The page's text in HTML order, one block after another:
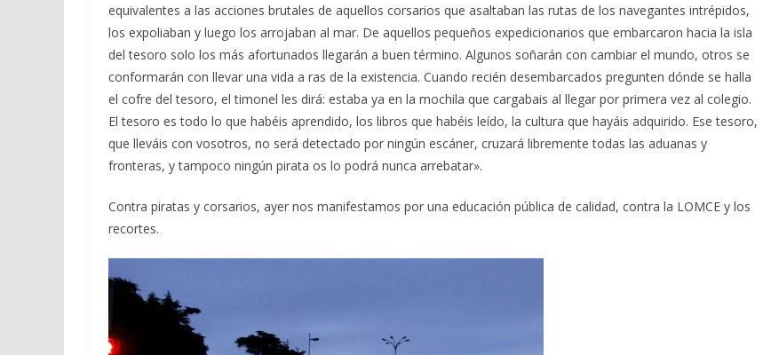
equivalentes a las acciones brutales de aquellos corsarios que asaltaban las rutas de los navegantes intrépidos,
los expoliaban y luego los arrojaban al mar. De aquellos pequeños expedicionarios que embarcaron hacia la isla
del tesoro solo los más afortunados llegarán a buen término. Algunos soñarán con cambiar el mundo, otros se
conformarán con llevar una vida a ras de la existencia. Cuando recién desembarcados pregunten dónde se halla
el cofre del tesoro, el timonel les dirá: estaba ya en la mochila que cargabais al llegar por primera vez al colegio.
El tesoro es todo lo que habéis aprendido, los libros que habéis leído, la cultura que hayáis adquirido. Ese tesoro,
que lleváis con vosotros, no será detectado por ningún escáner, cruzará libremente todas las aduanas y
fronteras, y tampoco ningún pirata os lo podrá nunca arrebatar».
Contra piratas y corsarios, ayer nos manifestamos por una educación pública de calidad, contra la LOMCE y los
recortes.